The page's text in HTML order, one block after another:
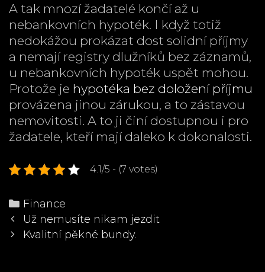
A tak mnozí žadatelé končí až u
nebankovních hypoték. I když totiž
nedokážou prokázat dost solidní příjmy
a nemají registry dlužníků bez záznamů,
u nebankovních hypoték uspět mohou.
Protože je hypotéka bez doložení příjmu
provázena jinou zárukou, a to zástavou
nemovitosti. A to ji činí dostupnou i pro
žadatele, kteří mají daleko k dokonalosti.
4.1/5 - (7 votes)
Categories
Finance
Post
navigation
Už nemusíte nikam jezdit
Kvalitní pěkné bundy.